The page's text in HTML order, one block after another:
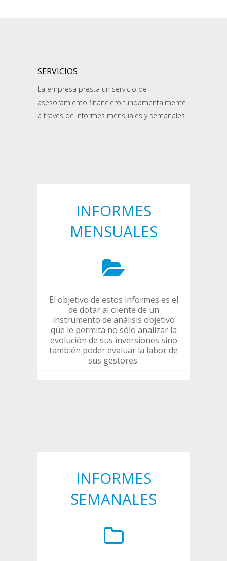
SERVICIOS
La empresa presta un servicio de
asesoramiento financiero fundamentalmente
a través de informes mensuales y semanales.
INFORMES
MENSUALES
El objetivo de estos informes es el
de dotar al cliente de un
instrumento de análisis objetivo
que le permita no sólo analizar la
evolución de sus inversiones sino
también poder evaluar la labor de
sus gestores.
INFORMES
SEMANALES